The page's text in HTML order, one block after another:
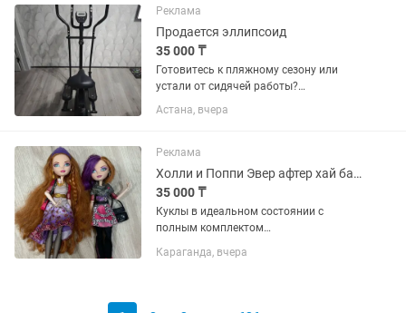
Реклама
Продается эллипсоид
35 000 ₸
Готовитесь к пляжному сезону или
устали от сидячей работы?
Эллиптический тренажер GF Power
ждет именно вас!• Плавный ход
нагрузки (от "легкой прогулки" до "я...
Астана, вчера
Реклама
Холли и Поппи Эвер афтер хай базовые
35 000 ₸
Куклы в идеальном состоянии с
полным комплектом
30 Поппи 35 возможен торг
Караганда, вчера